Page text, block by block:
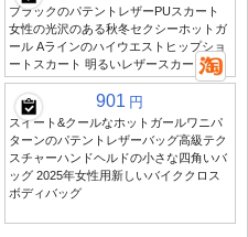
ブラックのパテントレザーPUスカート
女性の光沢のある秋冬セクシーホットガ
ール Aラインのハイウエストヒップショ
ートスカート 明るいレザースカート
901 円
スイート&クールなホットガールワニパ
ターンのパテントレザーバッグ高級テク
スチャーハンドヘルドの小さな四角いバ
ッグ 2025年女性用新しいバイククロス
ボディバッグ